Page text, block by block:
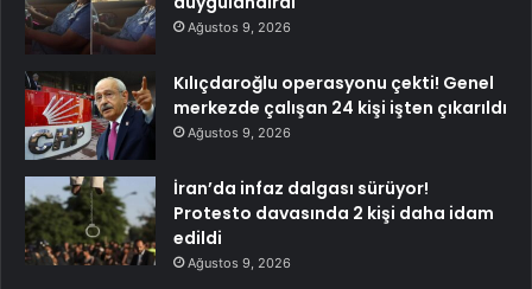
Ağustos 9, 2026
Kılıçdaroğlu operasyonu çekti! Genel
merkezde çalışan 24 kişi işten çıkarıldı
Ağustos 9, 2026
İran’da infaz dalgası sürüyor!
Protesto davasında 2 kişi daha idam
edildi
Ağustos 9, 2026